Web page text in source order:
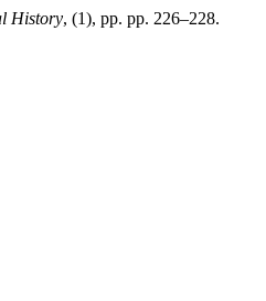
History, (1), pp. pp. 226–228.